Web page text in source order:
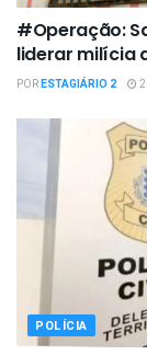
#Operação:
liderar milícia
PORESTAGIÁRIO 2
POLÍCIA